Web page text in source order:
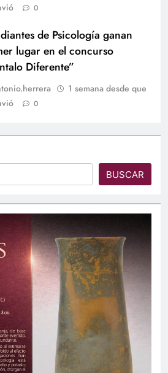
0
de Psicología ganan
lugar en el concurso
Diferente”
1 semana desde que
0
BUSCAR